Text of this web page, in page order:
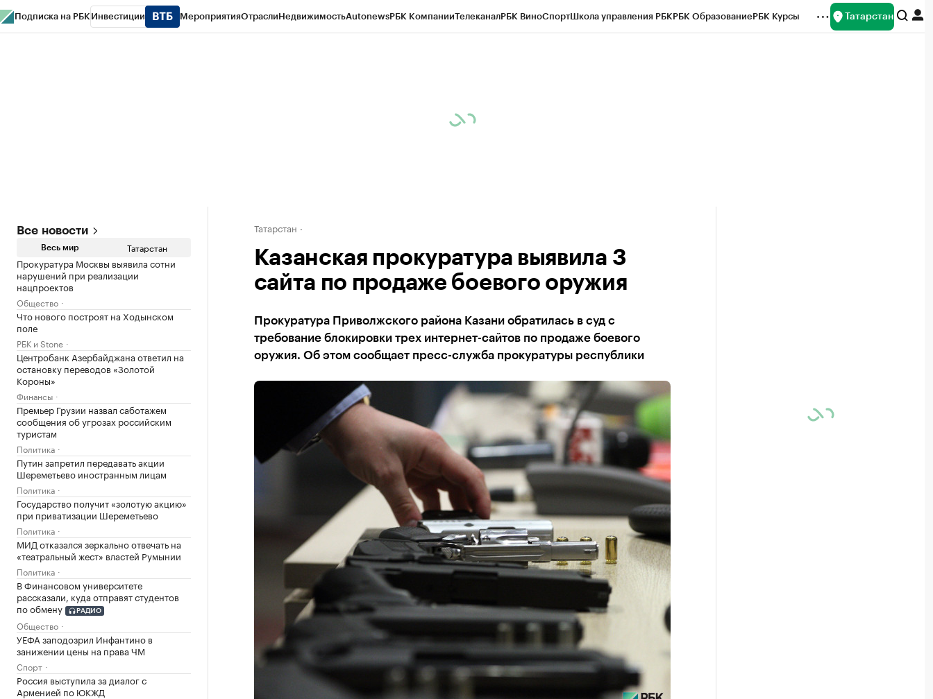
Подписка на РБК Инвестиции МероприятияОтраслиНедвижимостьAutonewsРБК КомпанииТелеканалРБК ВиноСпортШкола управления РБКРБК ОбразованиеРБК Курсы Татарстан
Все новости
Весь мир Татарстан
Прокуратура Москвы выявила сотни
нарушений при реализации
нацпроектов
Общество
Что нового построят на Ходынском
поле
РБК и Stone
Центробанк Азербайджана ответил на
остановку переводов «Золотой
Короны»
Финансы
Премьер Грузии назвал саботажем
сообщения об угрозах российским
туристам
Политика
Путин запретил передавать акции
Шереметьево иностранным лицам
Политика
Государство получит «золотую акцию»
при приватизации Шереметьево
Политика
МИД отказался зеркально отвечать на
«театральный жест» властей Румынии
Политика
В Финансовом университете
рассказали, куда отправят студентов
по обмену
РАДИО
Общество
УЕФА заподозрил Инфантино в
занижении цены на права ЧМ
Спорт
Россия выступила за диалог с
Арменией по ЮКЖД
Татарстан
Казанская прокуратура выявила 3
сайта по продаже боевого оружия
Прокуратура Приволжского района Казани обратилась в суд с
требование блокировки трех интернет-сайтов по продаже боевого
оружия. Об этом сообщает пресс-служба прокуратуры республики